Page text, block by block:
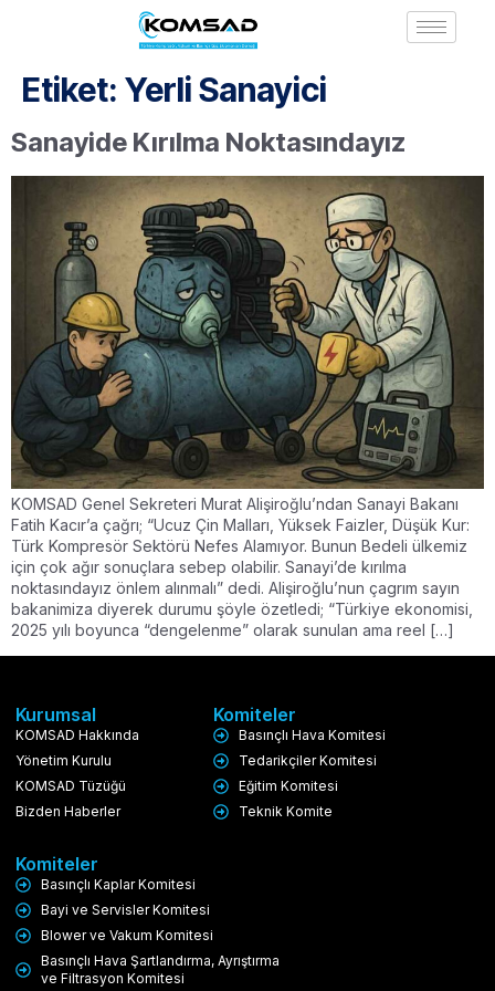
Etiket: Yerli Sanayici
Sanayide Kırılma Noktasındayız
KOMSAD Genel Sekreteri Murat Alişiroğlu’ndan Sanayi Bakanı
Fatih Kacır’a çağrı; “Ucuz Çin Malları, Yüksek Faizler, Düşük Kur:
Türk Kompresör Sektörü Nefes Alamıyor. Bunun Bedeli ülkemiz
için çok ağır sonuçlara sebep olabilir. Sanayi’de kırılma
noktasındayız önlem alınmalı” dedi. Alişiroğlu’nun çagrım sayın
bakanimiza diyerek durumu şöyle özetledi; “Türkiye ekonomisi,
2025 yılı boyunca “dengelenme” olarak sunulan ama reel […]
Kurumsal
KOMSAD Hakkında
Yönetim Kurulu
KOMSAD Tüzüğü
Bizden Haberler
Komiteler
Basınçlı Hava Komitesi
Tedarikçiler Komitesi
Eğitim Komitesi
Teknik Komite
Komiteler
Basınçlı Kaplar Komitesi
Bayi ve Servisler Komitesi
Blower ve Vakum Komitesi
Basınçlı Hava Şartlandırma, Ayrıştırma
ve Filtrasyon Komitesi